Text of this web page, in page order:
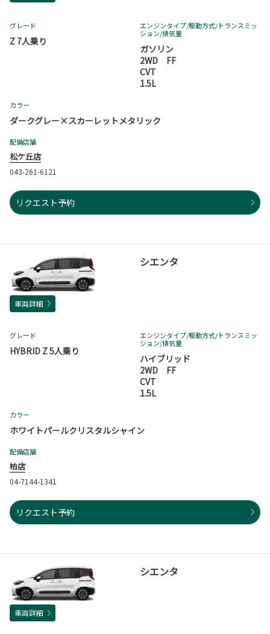
グレード
Z 7人乗り
エンジンタイプ/駆動方式/トランスミッ
ション/排気量
ガソリン
2WD FF
CVT
1.5L
カラー
ダークグレー×スカーレットメタリック
配備店舗
松ケ丘店
043-261-6121
リクエスト予約
シエンタ
車両詳細
グレード
HYBRID Z 5人乗り
エンジンタイプ/駆動方式/トランスミッ
ション/排気量
ハイブリッド
2WD FF
CVT
1.5L
カラー
ホワイトパールクリスタルシャイン
配備店舗
柏店
04-7144-1341
リクエスト予約
シエンタ
車両詳細